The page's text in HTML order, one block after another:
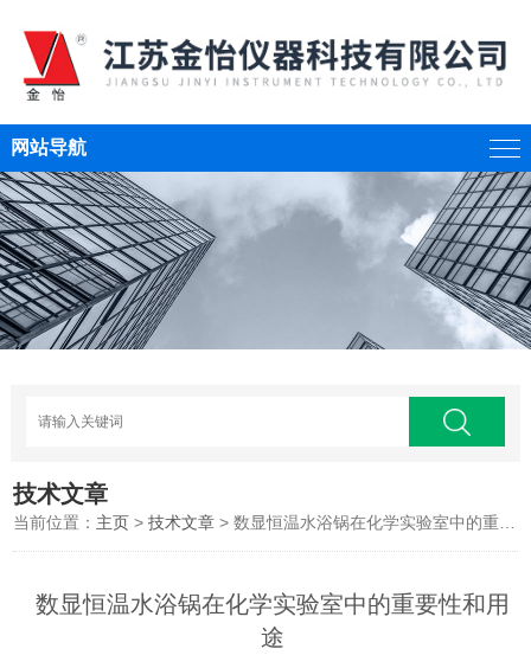
网站导航
技术文章
当前位置： 主页 >技术文章 > 数显恒温水浴锅在化学实验室中的重要性和用途
数显恒温水浴锅在化学实验室中的重要性和用
途